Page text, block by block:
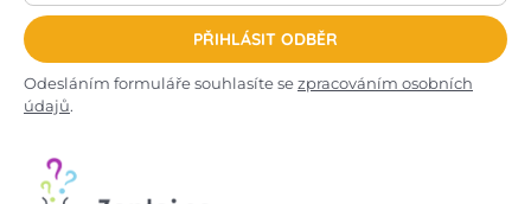
PŘIHLÁSIT ODBĚR
Odesláním formuláře souhlasíte sezpracováním osobních
údajů.